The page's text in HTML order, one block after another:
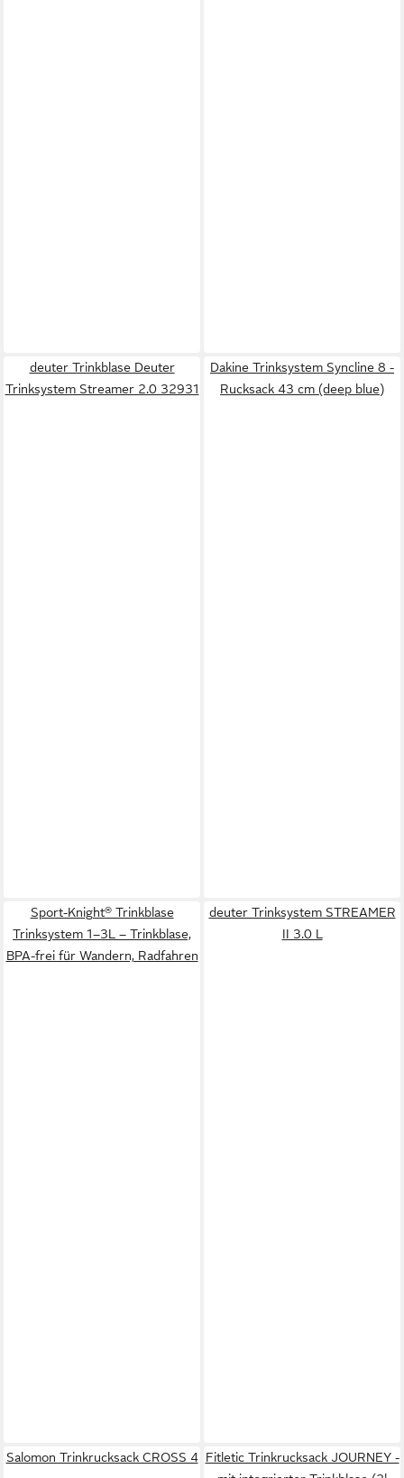
deuter Trinkblase Deuter
Trinksystem Streamer 2.0 32931
Dakine Trinksystem Syncline 8 -
Rucksack 43 cm (deep blue)
Sport-Knight® Trinkblase
Trinksystem 1–3L – Trinkblase,
BPA-frei für Wandern, Radfahren
deuter Trinksystem STREAMER
II 3.0 L
Salomon Trinkrucksack CROSS 4 Fitletic Trinkrucksack JOURNEY -